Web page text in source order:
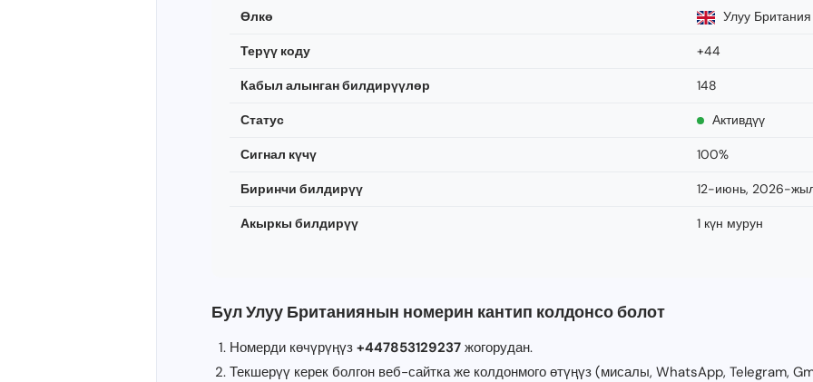
Өлкө Улуу Британия
Терүү коду +44
Кабыл алынган билдирүүлөр 148
Статус Активдүү
Сигнал күчү 100%
Биринчи билдирүү 12-июнь, 2026-
Акыркы билдирүү 1 күн мурун
Бул Улуу Британиянын номерин кантип колдонсо болот
Номерди көчүрүңүз +447853129237 жогорудан.
Текшерүү керек болгон веб-сайтка же колдонмого өтүңүз (мисалы, WhatsApp, Telegram,